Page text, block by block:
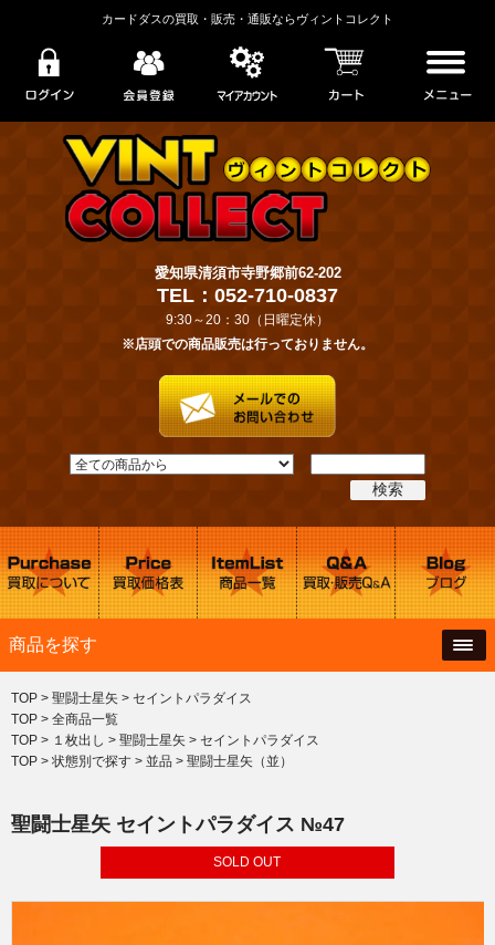
カードダスの買取・販売・通販ならヴィントコレクト
愛知県清須市寺野郷前62-202
TEL：052-710-0837
9:30～20：30（日曜定休）
※店頭での商品販売は行っておりません。
商品を探す
TOP > 聖闘士星矢 > セイントパラダイス
TOP > 全商品一覧
TOP > １枚出し > 聖闘士星矢 > セイントパラダイス
TOP > 状態別で探す > 並品 > 聖闘士星矢（並）
聖闘士星矢 セイントパラダイス №47
SOLD OUT